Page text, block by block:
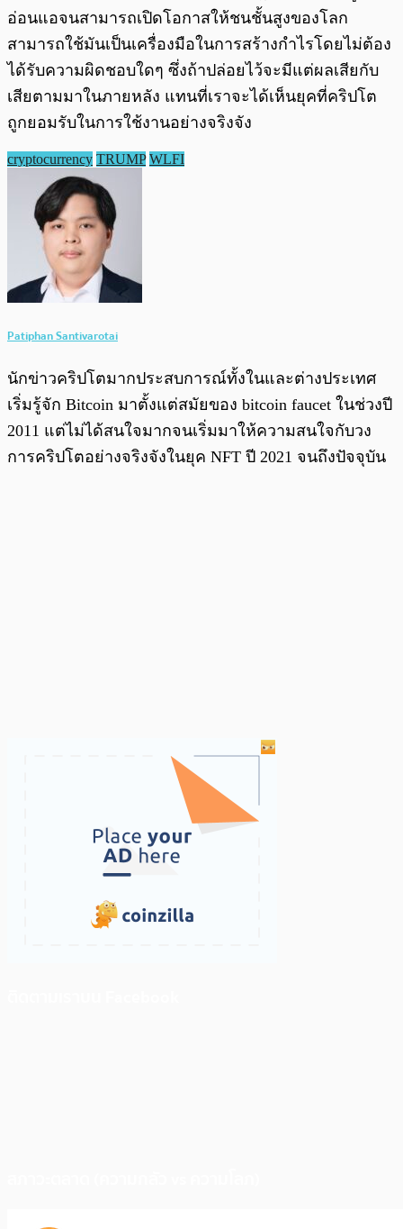
อ่อนแอจนสามารถเปิดโอกาสให้ชนชั้นสูงของโลก
สามารถใช้มันเป็นเครื่องมือในการสร้างกำไรโดยไม่ต้อง
ได้รับความผิดชอบใดๆ ซึ่งถ้าปล่อยไว้จะมีแต่ผลเสียกับ
เสียตามมาในภายหลัง แทนที่เราจะได้เห็นยุคที่คริปโต
ถูกยอมรับในการใช้งานอย่างจริงจัง
cryptocurrency TRUMP WLFI
Patiphan Santivarotai
นักข่าวคริปโตมากประสบการณ์ทั้งในและต่างประเทศ
เริ่มรู้จัก Bitcoin มาตั้งแต่สมัยของ bitcoin faucet ในช่วงปี
2011 แต่ไม่ได้สนใจมากจนเริ่มมาให้ความสนใจกับวง
การคริปโตอย่างจริงจังในยุค NFT ปี 2021 จนถึงปัจจุบัน